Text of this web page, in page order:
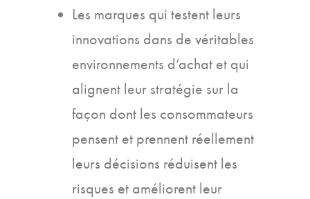
Les marques qui testent leurs
innovations dans de véritables
environnements d’achat et qui
alignent leur stratégie sur la
façon dont les consommateurs
pensent et prennent réellement
leurs décisions réduisent les
risques et améliorent leur